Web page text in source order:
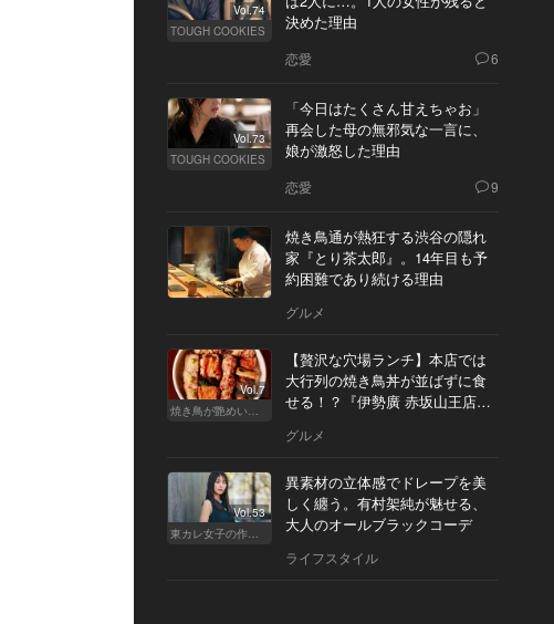
Vol.74
TOUGH COOKIES
決めた理由
恋愛 6
Vol.73
TOUGH COOKIES
「今日はたくさん甘えちゃお」
再会した母の無邪気な一言に、
娘が激怒した理由
恋愛 9
焼き鳥通が熱狂する渋谷の隠れ
家『とり茶太郎』。14年目も予
約困難であり続ける理由
グルメ
Vol.7
焼き鳥が艶めいてきた
【贅沢な穴場ランチ】本店では
大行列の焼き鳥丼が並ばずに食
せる！？『伊勢廣 赤坂山王店』
グルメ
Vol.53
東カレ女子の作り方
異素材の立体感でドレープを美
しく纏う。有村架純が魅せる、
大人のオールブラックコーデ
ライフスタイル